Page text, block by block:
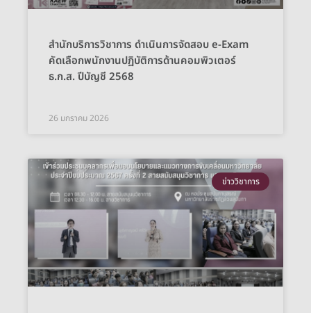
สำนักบริการวิชาการ ดำเนินการจัดสอบ e-Exam
คัดเลือกพนักงานปฏิบัติการด้านคอมพิวเตอร์
ธ.ก.ส. ปีบัญชี 2568
26 มกราคม 2026
ข่าววิชาการ